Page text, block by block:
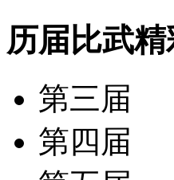
历届比武
第三届
第四届